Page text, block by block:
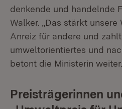
denkende und handelnde
Walker. „Das stärkt
Anreiz für andere und
umweltorientiertes und
betont die Ministerin weiter.
Preisträgerinnen